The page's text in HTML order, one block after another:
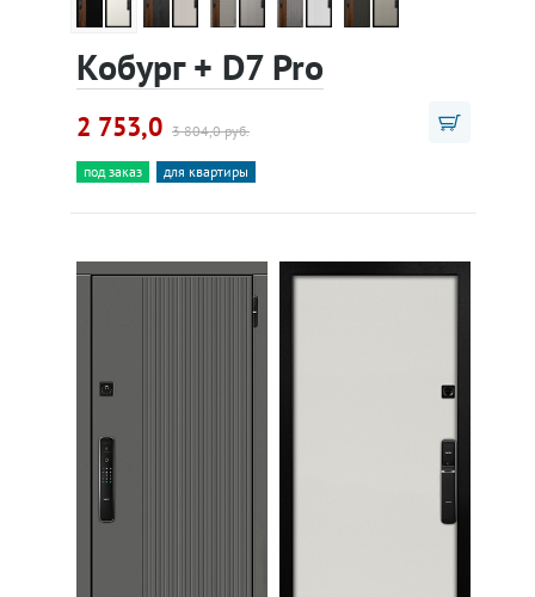
Кобург + D7 Pro
2 753,0 3 804,0 руб.
под заказ для квартиры